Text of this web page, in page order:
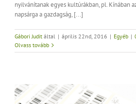
nyilvánítanak egyes kultúrákban, pl. Kínában
napsárga a gazdagság, [...]
Gábori Judit által | április 22nd, 2016 | Egyéb |
Olvass tovább